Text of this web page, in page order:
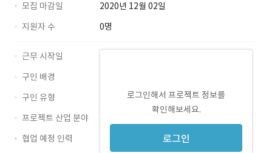
모집 마감일
2020년 12월 02일
지원자 수
0명
로그인해서 프로젝트 정보를
확인해보세요.
로그인
근무 시작일
구인 배경
구인 유형
프로젝트 산업 분야
협업 예정 인력